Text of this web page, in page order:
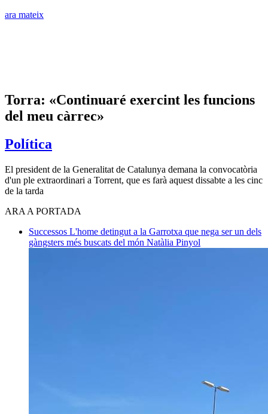
ara mateix
Torra: «Continuaré exercint les funcions
del meu càrrec»
Política
El president de la Generalitat de Catalunya demana la convocatòria
d'un ple extraordinari a Torrent, que es farà aquest dissabte a les cinc
de la tarda
ARA A PORTADA
Successos L'home detingut a la Garrotxa que nega ser un dels
gàngsters més buscats del món Natàlia Pinyol